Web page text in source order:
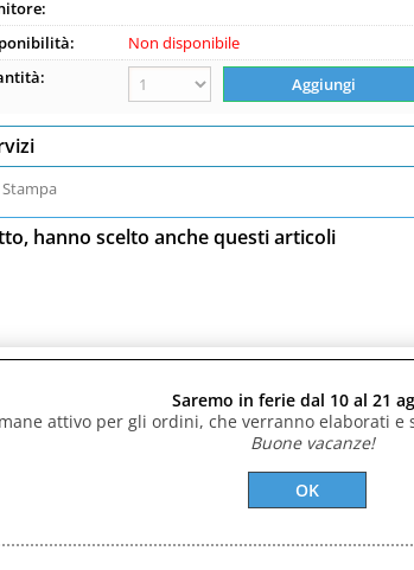
Non disponibile
Stampa
hanno scelto anche questi articoli
Saremo in ferie dal 10 al 21
attivo per gli ordini, che verranno elaborati
Buone vacanze!